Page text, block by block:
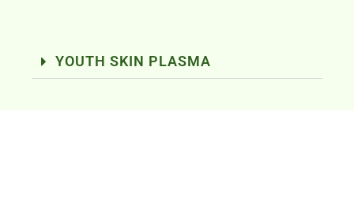
YOUTH SKIN PLASMA